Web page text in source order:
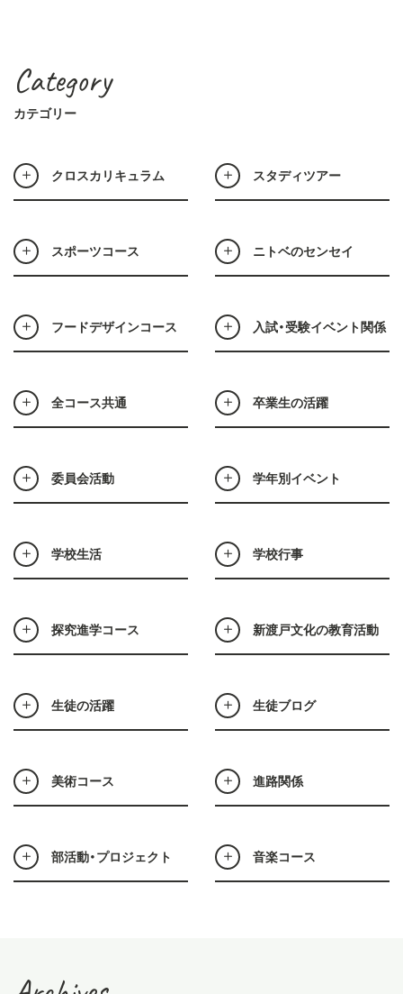
Category
カテゴリー
クロスカリキュラム スタディツアー
スポーツコース ニトベのセンセイ
フードデザインコース 入試・受験イベント関係
全コース共通 卒業生の活躍
委員会活動 学年別イベント
学校生活 学校行事
探究進学コース 新渡戸文化の教育活動
生徒の活躍 生徒ブログ
美術コース 進路関係
部活動・プロジェクト 音楽コース